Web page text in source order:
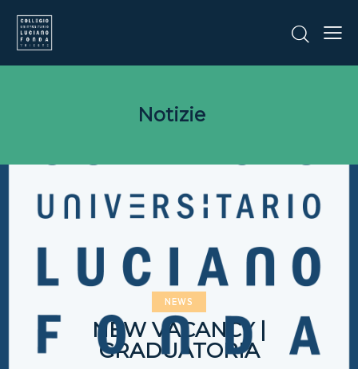
Notizie
NEWS
NEW VACANCY |
GRADUATORIA